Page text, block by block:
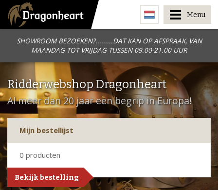
SHOWROOM BEZOEKEN?.........DAT KAN OP AFSPRAAK, VAN
MAANDAG TOT VRIJDAG TUSSEN 09.00-21.00 UUR
Menu
Ridderwebshop Dragonheart
Al meer dan 20 jaar een begrip in Europa!
Mijn bestellijst
0 producten
Bekijk bestelling